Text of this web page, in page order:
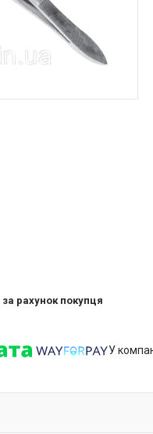
за рахунок покупця
У